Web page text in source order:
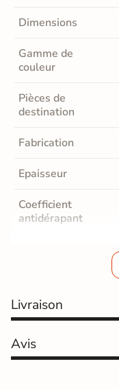
Dimensions
Gamme de
couleur
Pièces de
destination
Fabrication
Epaisseur
Coefficient
antidérapant
Bords
Finition
Livraison
Avis